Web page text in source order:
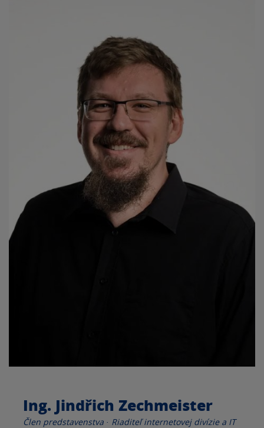
Ing. Jindřich Zechmeister
Člen predstavenstva · Riaditeľ internetovej divízie a IT